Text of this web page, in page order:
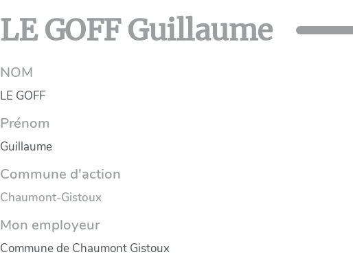
LE GOFF Guillaume
NOM
LE GOFF
Prénom
Guillaume
Commune d'action
Chaumont-Gistoux
Mon employeur
Commune de Chaumont Gistoux